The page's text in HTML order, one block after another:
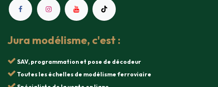
Jura modélisme, c'est :
SAV, programmation et pose de décodeur
Toutes les échelles de modélisme ferroviaire